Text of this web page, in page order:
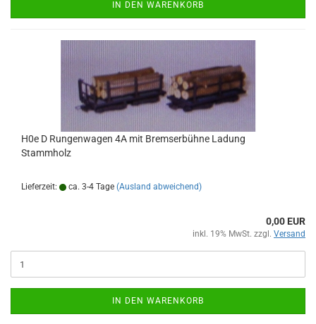
IN DEN WARENKORB
H0e D Rungenwagen 4A mit Bremserbühne Ladung
Stammholz
Lieferzeit: ca. 3-4 Tage (Ausland abweichend)
0,00 EUR
inkl. 19% MwSt. zzgl. Versand
IN DEN WARENKORB